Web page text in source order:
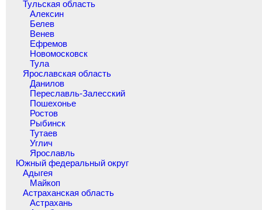
Тульская область
Алексин
Белев
Венев
Ефремов
Новомосковск
Тула
Ярославская область
Данилов
Переславль-Залесский
Пошехонье
Ростов
Рыбинск
Тутаев
Углич
Ярославль
Южный федеральный округ
Адыгея
Майкоп
Астраханская область
Астрахань